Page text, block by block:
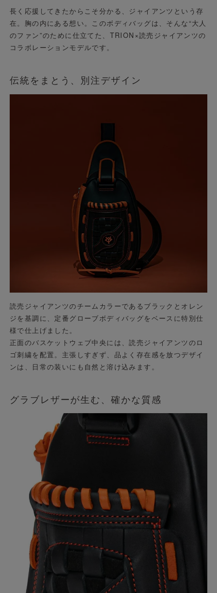
長く応援してきたからこそ分かる、ジャイアンツという存
在。胸の内にある想い。このボディバッグは、そんな“大人
のファン”のために仕立てた、TRION×読売ジャイアンツの
コラボレーションモデルです。
伝統をまとう、別注デザイン
読売ジャイアンツのチームカラーであるブラックとオレン
ジを基調に、定番グローブボディバッグをベースに特別仕
様で仕上げました。
正面のバスケットウェブ中央には、読売ジャイアンツのロ
ゴ刺繍を配置。主張しすぎず、品よく存在感を放つデザイ
ンは、日常の装いにも自然と溶け込みます。
グラブレザーが生む、確かな質感